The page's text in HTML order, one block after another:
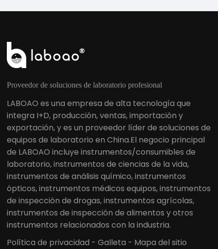
Proveedor de soluciones de laboratorio profesional
LABOAO es una empresa de alta tecnología que
integra I+D, producción, ventas, importación y
exportación, y es un proveedor líder de soluciones de
equipos de laboratorio en China.El negocio principal
de LABOAO incluye instrumentos/consumibles de
laboratorio, instrumentos de ciencias de la vida,
instrumentos de análisis químico, instrumentos
ópticos, instrumentos médicos equipos, instrumentos
de inspección de drogas, instrumentos agrícolas,
instrumentos de inspección de alimentos y otros
instrumentos relacionados con la industria.
Política de privacidad - Galleta - Mapa del sitio